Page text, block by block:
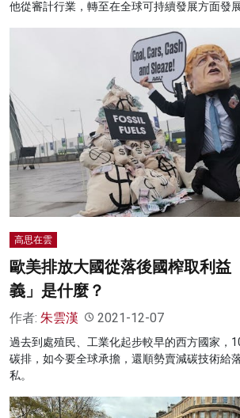
他從審計行業，轉至在全球可持續發展方面發展
高思在雲
歐美排放大國從落後國榨取利
義」是什麼？
作者: 朱雲漢 2021-12-07
過去到處殖民、工業化起步較早的西方國家，
碳排，如今要全球承擔，還順勢賣減碳技術給
私。